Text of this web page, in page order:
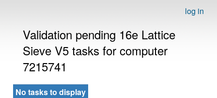
log in
Validation pending 16e Lattice
Sieve V5 tasks for computer
7215741
No tasks to display